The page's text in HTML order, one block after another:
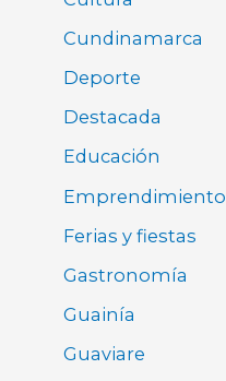
Cundinamarca
Deporte
Destacada
Educación
Emprendimiento
Ferias y fiestas
Gastronomía
Guainía
Guaviare